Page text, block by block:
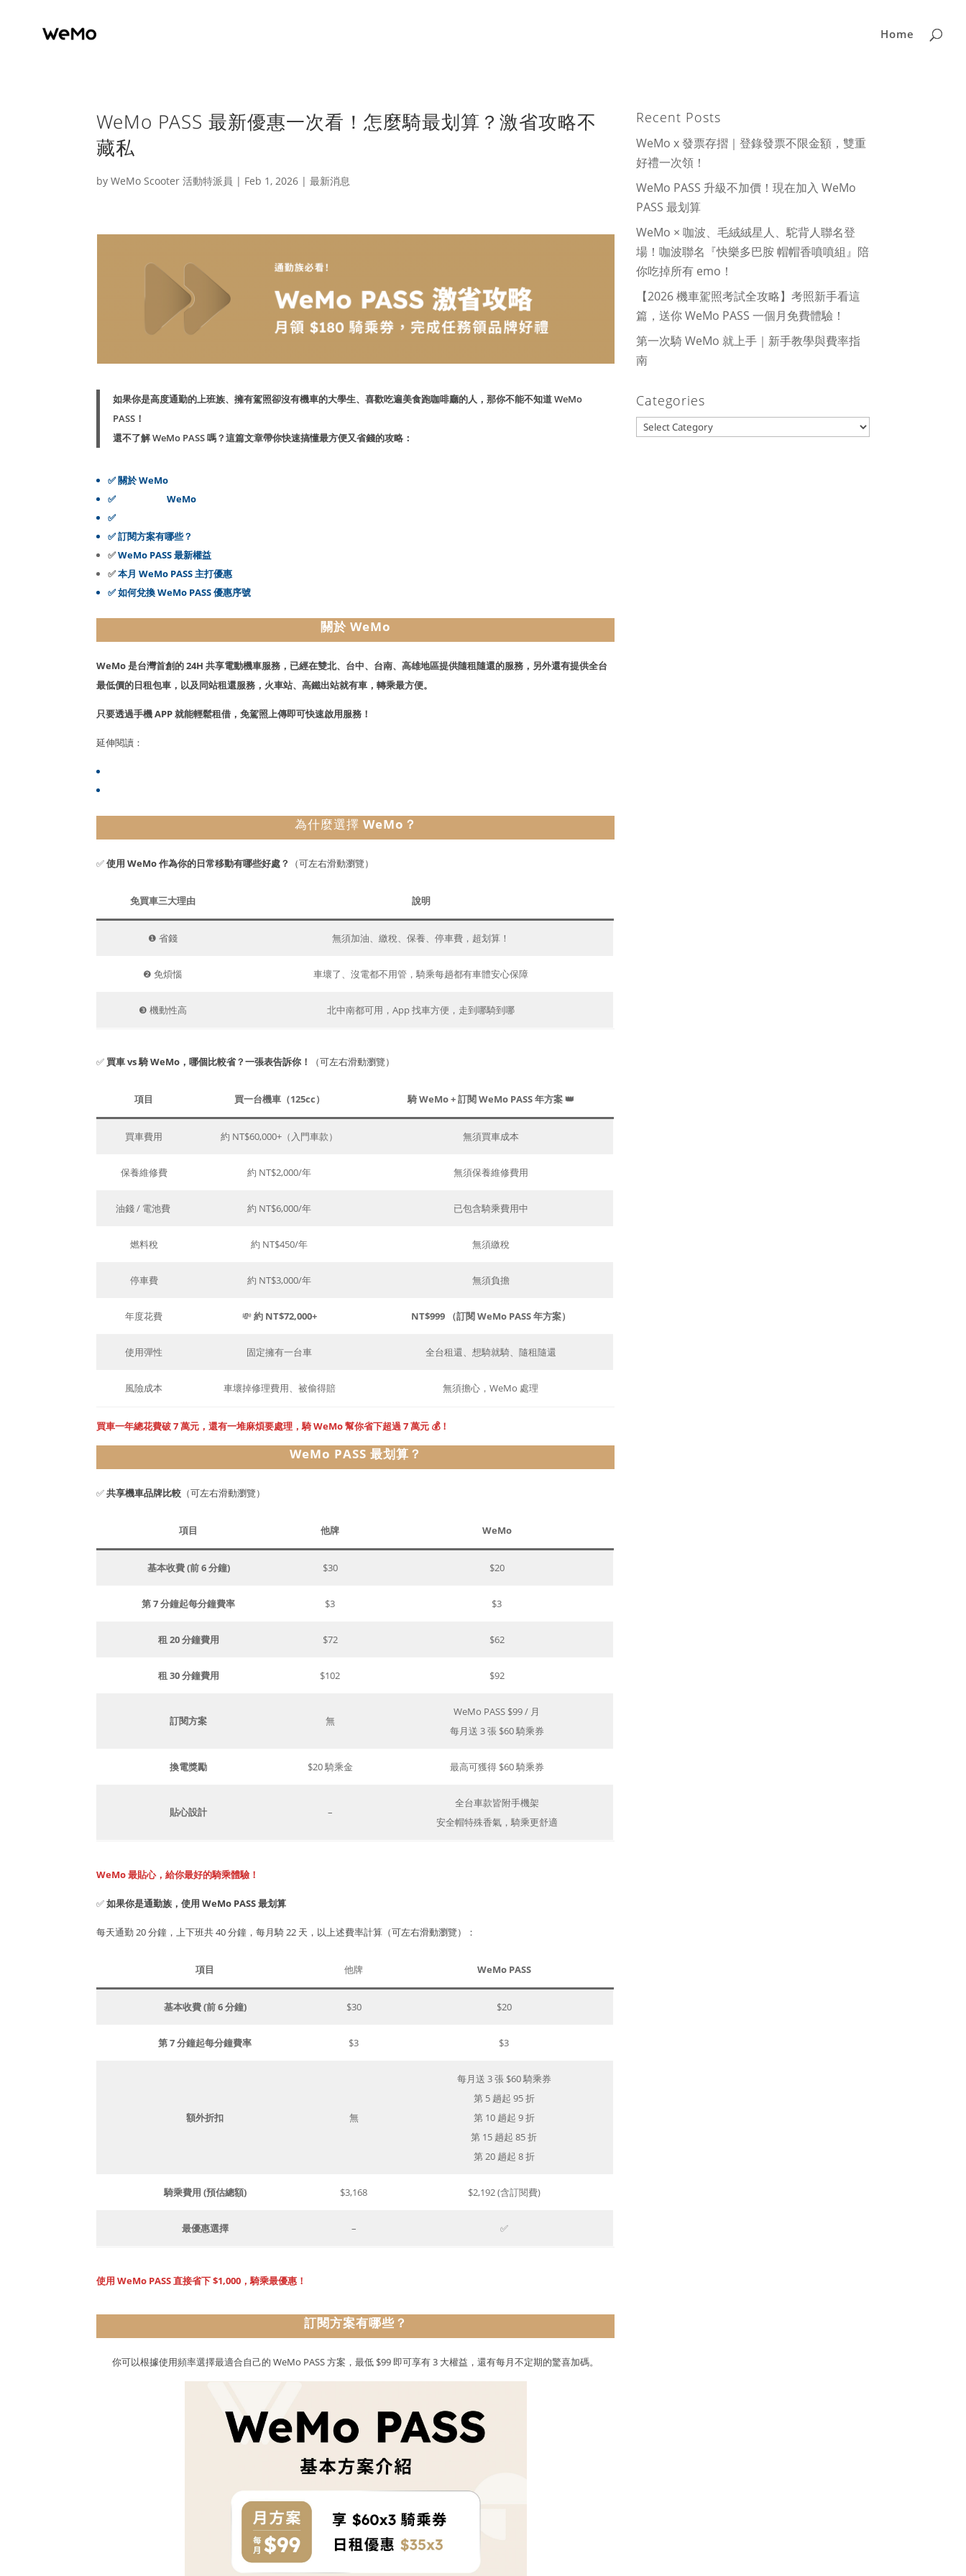
Home
WeMo PASS 最新優惠一次看！怎麼騎最划算？激省攻略不
藏私
byWeMo Scooter 活動特派員 | Feb 1, 2026 |最新消息
如果你是高度通勤的上班族、 擁有駕照卻沒有機車的大學生、 喜歡吃遍美食跑咖啡廳的人，那你不能不知道 WeMo
PASS！
還不了解 WeMo PASS 嗎？這篇文章帶你快速搞懂最方便又省錢的攻略：
✅關於 WeMo
✅
為什麼選擇WeMo
✅
✅訂閱方案有哪些？
✅WeMo PASS 最新權益
✅本月 WeMo PASS 主打優惠
✅如何兌換 WeMo PASS 優惠序號
關於 WeMo
WeMo 是台灣首創的 24H 共享電動機車服務，已經在雙北、台中、台南、高雄地區提供隨租隨還的服務，另外還有提供全台
最低價的日租包車，以及同站租還服務，火車站、高鐵出站就有車，轉乘最方便。
只要透過手機 APP 就能輕鬆租借，免駕照上傳即可快速啟用服務！
延伸閱讀：
為什麼選擇 WeMo？
✅使用 WeMo 作為你的日常移動有哪些好處？ （可左右滑動瀏覽）
免買車三大理由 說明
❶ 省錢 無須加油、繳稅、保養、停車費，超划算！
❷ 免煩惱 車壞了、沒電都不用管，騎乘每趟都有車體安心保障
❸ 機動性高 北中南都可用，App 找車方便，走到哪騎到哪
✅ 買車 vs 騎 WeMo，哪個比較省？一張表告訴你！ （可左右滑動瀏覽）
項目 買一台機車（125cc） 騎 WeMo + 訂閱 WeMo PASS 年方案 👑
買車費用 約 NT$60,000+（入門車款） 無須買車成本
保養維修費 約 NT$2,000/年 無須保養維修費用
油錢 / 電池費 約 NT$6,000/年 已包含騎乘費用中
燃料稅 約 NT$450/年 無須繳稅
停車費 約 NT$3,000/年 無須負擔
年度花費 💸約 NT$72,000+ NT$999 （訂閱 WeMo PASS 年方案）
使用彈性 固定擁有一台車 全台租還、想騎就騎、隨租隨還
風險成本 車壞掉修理費用、被偷得賠 無須擔心，WeMo 處理
買車一年總花費破 7 萬元，還有一堆麻煩要處理，騎 WeMo 幫你省下超過 7 萬元 💰！
WeMo PASS 最划算？
✅共享機車品牌比較 （可左右滑動瀏覽）
項目 他牌 WeMo
基本收費 (前 6 分鐘) $30 $20
第 7 分鐘起每分鐘費率 $3 $3
租 20 分鐘費用 $72 $62
租 30 分鐘費用 $102 $92
訂閱方案 無
WeMo PASS $99 / 月
每月送 3 張 $60 騎乘券
換電獎勵 $20 騎乘金 最高可獲得 $60 騎乘券
貼心設計 –
全台車款皆附手機架
安全帽特殊香氣，騎乘更舒適
WeMo 最貼心，給你最好的騎乘體驗！
✅如果你是通勤族，使用 WeMo PASS 最划算
每天通勤 20 分鐘，上下班共 40 分鐘，每月騎 22 天，以上述費率計算（可左右滑動瀏覽）：
項目 他牌 WeMo PASS
基本收費 (前 6 分鐘) $30 $20
第 7 分鐘起每分鐘費率 $3 $3
額外折扣 無
每月送 3 張 $60 騎乘券
第 5 趟起 95 折
第 10 趟起 9 折
第 15 趟起 85 折
第 20 趟起 8 折
騎乘費用 (預估總額) $3,168 $2,192 (含訂閱費)
最優惠選擇 – ✅
使用 WeMo PASS 直接省下 $1,000，騎乘最優惠！
訂閱方案有哪些？
你可以根據使用頻率選擇最適合自己的 WeMo PASS 方案，最低 $99 即可享有 3 大權益，還有每月不定期的驚喜加碼。
Recent Posts
WeMo x 發票存摺｜登錄發票不限金額，雙重
好禮一次領！
WeMo PASS 升級不加價！現在加入 WeMo
PASS 最划算
WeMo × 咖波、毛絨絨星人、駝背人聯名登
場！咖波聯名『快樂多巴胺 帽帽香噴噴組』陪
你吃掉所有 emo！
【2026 機車駕照考試全攻略】考照新手看這
篇，送你 WeMo PASS 一個月免費體驗！
第一次騎 WeMo 就上手｜新手教學與費率指
南
Categories
Categories